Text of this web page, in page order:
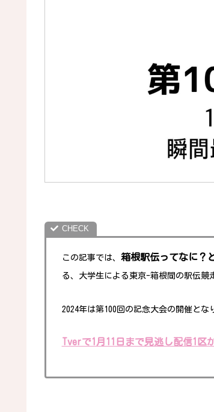
この記事では、 箱根駅伝ってなに？
る、大学生による東京-箱根間の駅伝競
2024年は第100回の記念大会の開催とな
Tverで1月11日まで見逃し配信1区